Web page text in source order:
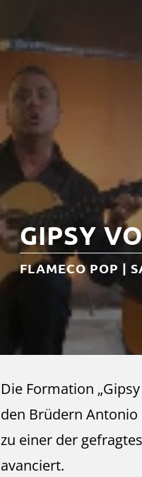
GIPSY
FLAMECO POP |
Die Formation
den Brüdern
zu einer der
avanciert.